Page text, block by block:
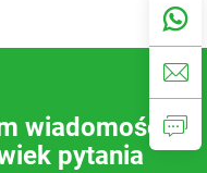
wiadomość,
pytania